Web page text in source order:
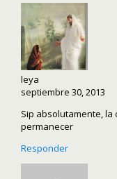
leya
septiembre 30, 2013
Sip absolutamente, la
permanecer
Responder